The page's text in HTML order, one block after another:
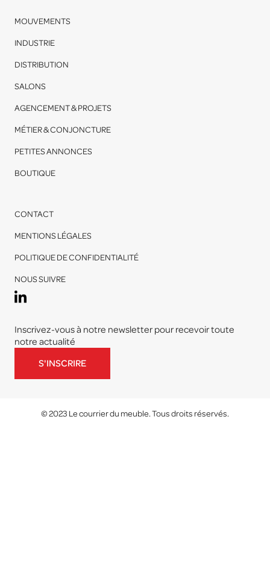
MOUVEMENTS
INDUSTRIE
DISTRIBUTION
SALONS
AGENCEMENT & PROJETS
MÉTIER & CONJONCTURE
PETITES ANNONCES
BOUTIQUE
CONTACT
MENTIONS LÉGALES
POLITIQUE DE CONFIDENTIALITÉ
NOUS SUIVRE
Inscrivez-vous à notre newsletter pour recevoir toute
notre actualité
S'INSCRIRE
© 2023 Le courrier du meuble. Tous droits réservés.